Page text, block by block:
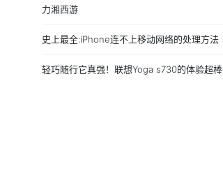
力湘西游
史上最全:iPhone连不上移动网络的处理方法
轻巧随行它真强！联想Yoga s730的体验超棒